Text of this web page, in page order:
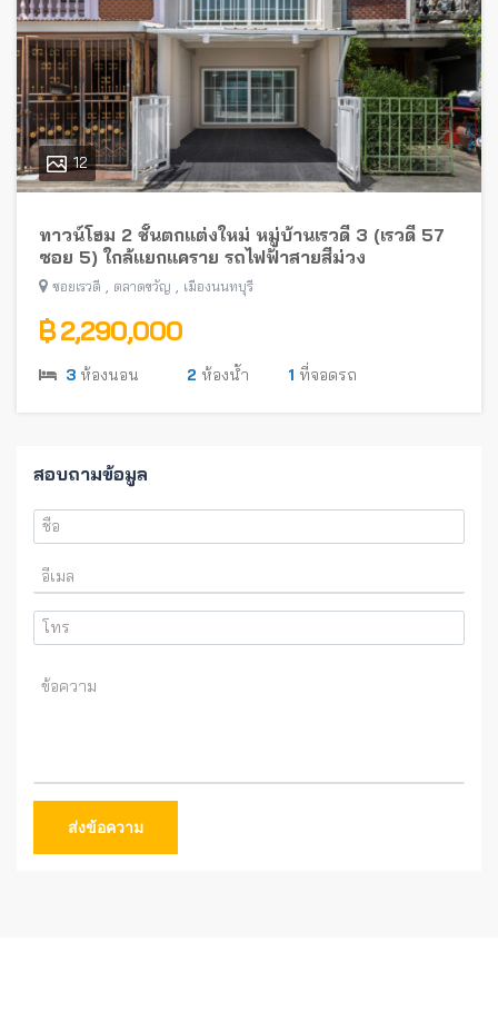
12
ทาวน์โฮม 2 ชั้นตกแต่งใหม่ หมู่บ้านเรวดี 3 (เรวดี 57
ซอย 5) ใกล้แยกแคราย รถไฟฟ้าสายสีม่วง
ซอยเรวดี , ตลาดขวัญ , เมืองนนทบุรี
฿ 2,290,000
3 ห้องนอน 2 ห้องน้ำ 1 ที่จอดรถ
สอบถามข้อมูล
ส่งข้อความ